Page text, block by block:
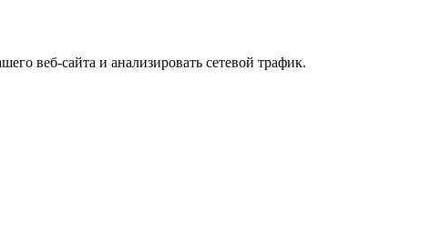
веб-сайта и анализировать сетевой трафик.